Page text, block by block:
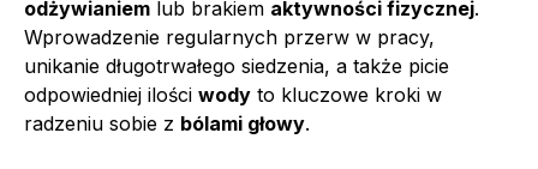
odżywianiem lub brakiem aktywności fizycznej.
Wprowadzenie regularnych przerw w pracy,
unikanie długotrwałego siedzenia, a także picie
odpowiedniej ilości wody to kluczowe kroki w
radzeniu sobie z bólami głowy.